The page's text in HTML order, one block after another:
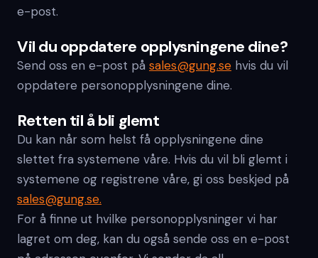
e-post.
Vil du oppdatere opplysningene dine?
Send oss en e-post på sales@gung.se hvis du vil
oppdatere personopplysningene dine.
Retten til å bli glemt
Du kan når som helst få opplysningene dine
slettet fra systemene våre. Hvis du vil bli glemt i
systemene og registrene våre, gi oss beskjed på
sales@gung.se.
For å finne ut hvilke personopplysninger vi har
lagret om deg, kan du også sende oss en e-post